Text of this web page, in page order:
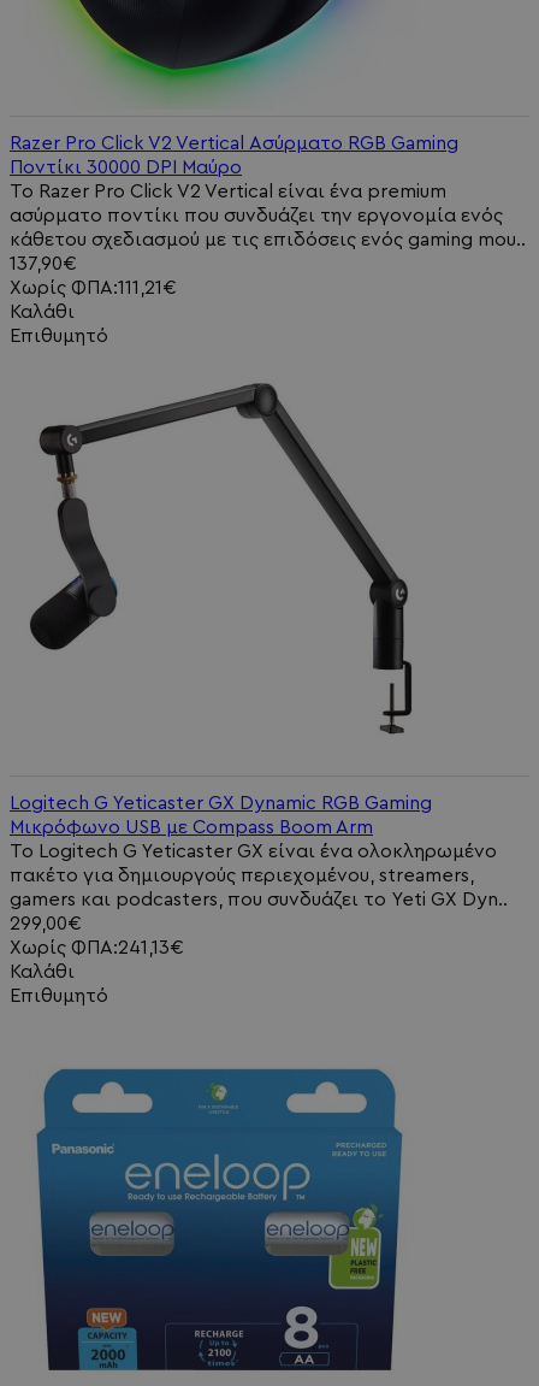
Razer Pro Click V2 Vertical Ασύρματο RGB Gaming
Ποντίκι 30000 DPI Μαύρο
Το Razer Pro Click V2 Vertical είναι ένα premium
ασύρματο ποντίκι που συνδυάζει την εργονομία ενός
κάθετου σχεδιασμού με τις επιδόσεις ενός gaming mou..
137,90€
Χωρίς ΦΠΑ:111,21€
Καλάθι
Επιθυμητό
Logitech G Yeticaster GX Dynamic RGB Gaming
Μικρόφωνο USB με Compass Boom Arm
Το Logitech G Yeticaster GX είναι ένα ολοκληρωμένο
πακέτο για δημιουργούς περιεχομένου, streamers,
gamers και podcasters, που συνδυάζει το Yeti GX Dyn..
299,00€
Χωρίς ΦΠΑ:241,13€
Καλάθι
Επιθυμητό